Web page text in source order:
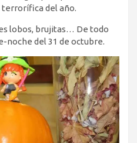
terrorífica del año.
lobos, brujitas… De todo
noche del 31 de octubre.